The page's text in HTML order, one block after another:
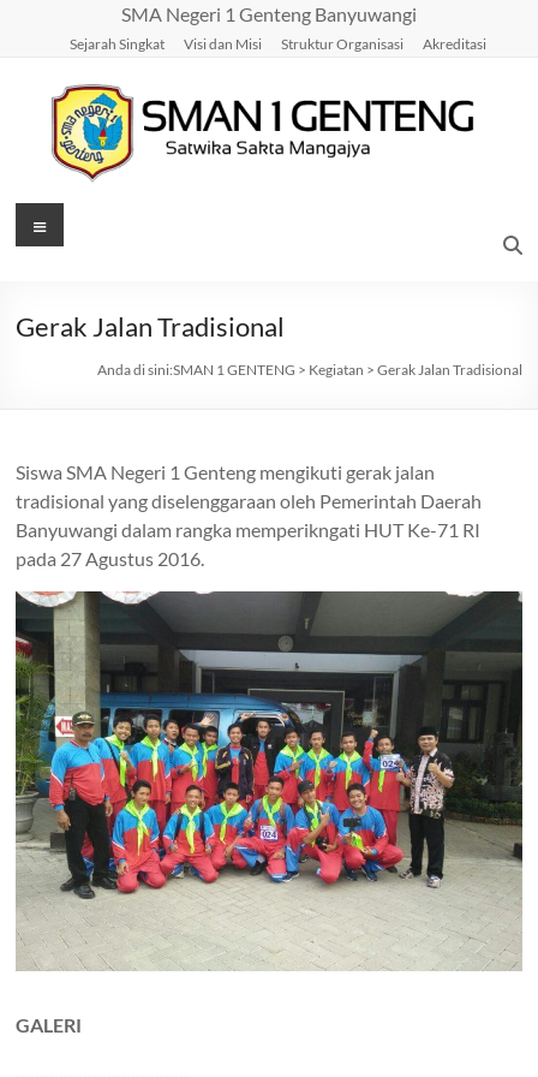
SMA Negeri 1 Genteng Banyuwangi
Sejarah Singkat Visi dan Misi Struktur Organisasi Akreditasi
SMAN
GENTENG
Menu
Gerak Jalan Tradisional
Anda di sini:SMAN 1 GENTENG > Kegiatan > Gerak Jalan Tradisional
Siswa SMA Negeri 1 Genteng mengikuti gerak jalan
tradisional yang diselenggaraan oleh Pemerintah Daerah
Banyuwangi dalam rangka memperikngati HUT Ke-71 RI
pada 27 Agustus 2016.
GALERI
………………………………